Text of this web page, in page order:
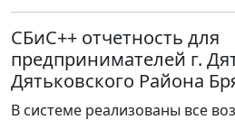
СБиС++ отчетность для
предпринимателей г.
Дятьковского Района
В системе реализованы все